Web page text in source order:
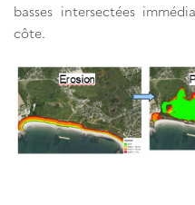
basses intersectées
côte.